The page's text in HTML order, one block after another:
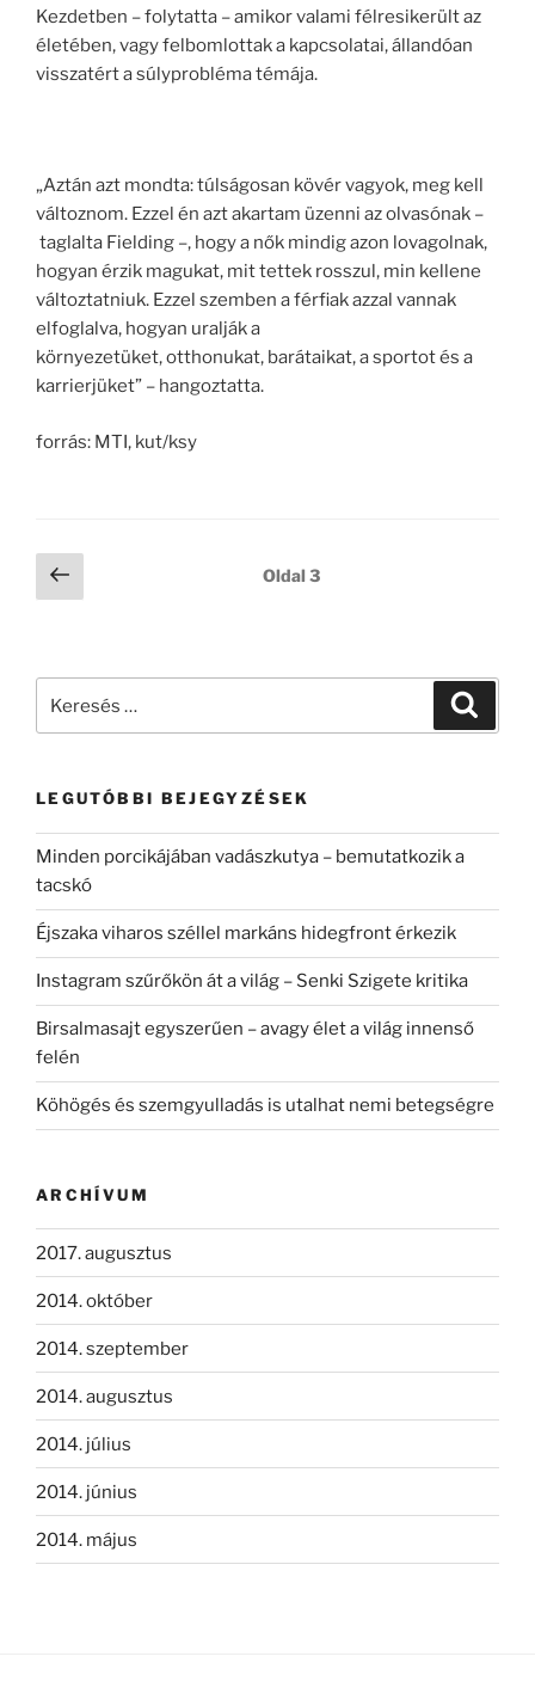
Kezdetben – folytatta – amikor valami félresikerült az
életében, vagy felbomlottak a kapcsolatai, állandóan
visszatért a súlyprobléma témája.
„Aztán azt mondta: túlságosan kövér vagyok, meg kell
változnom. Ezzel én azt akartam üzenni az olvasónak –
taglalta Fielding –, hogy a nők mindig azon lovagolnak,
hogyan érzik magukat, mit tettek rosszul, min kellene
változtatniuk. Ezzel szemben a férfiak azzal vannak
elfoglalva, hogyan uralják a
környezetüket, otthonukat, barátaikat, a sportot és a
karrierjüket” – hangoztatta.
forrás: MTI, kut/ksy
Bejegyzés
navigáció
oldal
Oldal3
LEGUTÓBBI BEJEGYZÉSEK
Minden porcikájában vadászkutya – bemutatkozik a
tacskó
Éjszaka viharos széllel markáns hidegfront érkezik
Instagram szűrőkön át a világ – Senki Szigete kritika
Birsalmasajt egyszerűen – avagy élet a világ innenső
felén
Köhögés és szemgyulladás is utalhat nemi betegségre
ARCHÍVUM
2017. augusztus
2014. október
2014. szeptember
2014. augusztus
2014. július
2014. június
2014. május